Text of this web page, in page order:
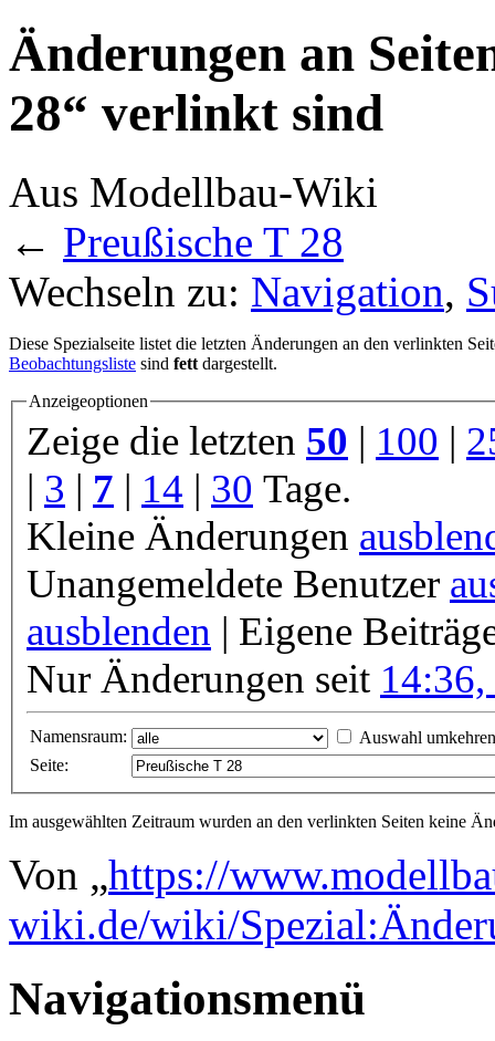
Änderungen an
28“ verlinkt sind
Aus Modellbau-Wiki
← Preußische T 28
Wechseln zu: Navigation,
Diese Spezialseite listet die letzten Änderungen an den verlinkten
Beobachtungsliste sind fett dargestellt.
Anzeigeoptionen
Zeige die letzten 50 | 100 |
| 3 | 7 | 14 | 30 Tage.
Kleine Änderungen
Unangemeldete Benutzer
ausblenden | Eigene
Nur Änderungen seit
Namensraum:
Auswahl umkehren
Seite:
Im ausgewählten Zeitraum wurden an den verlinkten Seiten keine
Von „https://
wiki.de/wiki/
Navigationsmenü